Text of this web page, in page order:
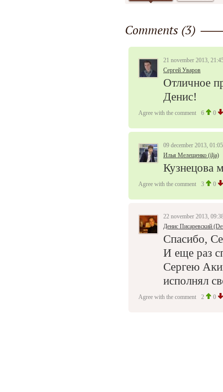
Comments (3)
21 november 2013,
Сергей Уваров
Отличное
Денис!
Agree with the comment 6 0
09 december 2013, 01:05
Илья Мелещенко (ilja)
Кузнецова
Agree with the comment 3 0
22 november 2013,
Денис Писаревский
Спасибо,
И еще раз
Сергею
исполнял
Agree with the comment 2 0